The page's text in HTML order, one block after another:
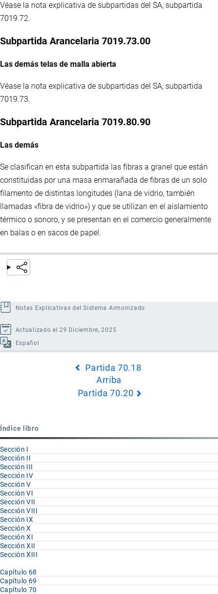
Véase la nota explicativa de subpartidas del SA, subpartida
7019.72.
Subpartida Arancelaria 7019.73.00
Las demás telas de malla abierta
Véase la nota explicativa de subpartidas del SA, subpartida
7019.73.
Subpartida Arancelaria 7019.80.90
Las demás
Se clasifican en esta subpartida las fibras a granel que están
constituidas por una masa enmarañada de fibras de un solo
filamento de distintas longitudes (lana de vidrio, también
llamadas «fibra de vidrio») y que se utilizan en el aislamiento
térmico o sonoro, y se presentan en el comercio generalmente
en balas o en sacos de papel.
Notas Explicativas del Sistema Armonizado
Actualizado el 29 Diciembre, 2025
Español
70.19
Partida 70.18
Arriba
Partida 70.20
Índice libro
Sección I
Sección II
Sección III
Sección IV
Sección V
Sección VI
Sección VII
Sección VIII
Sección IX
Sección X
Sección XI
Sección XII
Sección XIII
Capítulo 68
Capítulo 69
Capítulo 70